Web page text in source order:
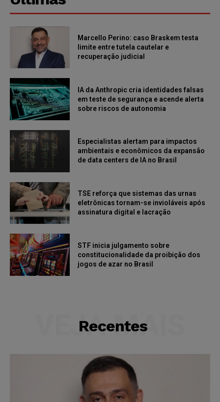
Marcello Perino: caso Braskem testa
limite entre tutela cautelar e
recuperação judicial
IA da Anthropic cria identidades falsas
em teste de segurança e acende alerta
sobre riscos de autonomia
Especialistas alertam para impactos
ambientais e econômicos da expansão
de data centers de IA no Brasil
TSE reforça que sistemas das urnas
eletrônicas tornam-se invioláveis após
assinatura digital e lacração
STF inicia julgamento sobre
constitucionalidade da proibição dos
jogos de azar no Brasil
Recentes
VEJA MAIS